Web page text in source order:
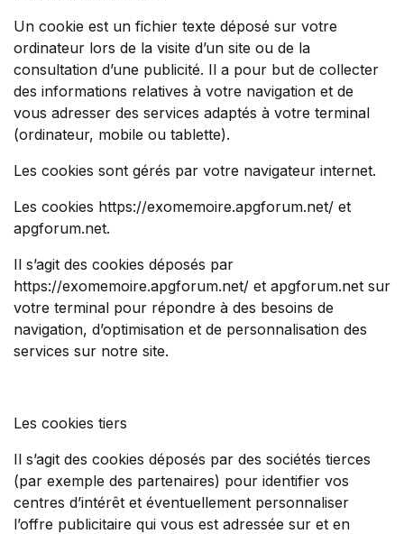
Un cookie est un fichier texte déposé sur votre
ordinateur lors de la visite d’un site ou de la
consultation d’une publicité. Il a pour but de collecter
des informations relatives à votre navigation et de
vous adresser des services adaptés à votre terminal
(ordinateur, mobile ou tablette).
Les cookies sont gérés par votre navigateur internet.
Les cookies https://exomemoire.apgforum.net/ et
apgforum.net.
Il s’agit des cookies déposés par
https://exomemoire.apgforum.net/ et apgforum.net sur
votre terminal pour répondre à des besoins de
navigation, d’optimisation et de personnalisation des
services sur notre site.
Les cookies tiers
Il s’agit des cookies déposés par des sociétés tierces
(par exemple des partenaires) pour identifier vos
centres d’intérêt et éventuellement personnaliser
l’offre publicitaire qui vous est adressée sur et en